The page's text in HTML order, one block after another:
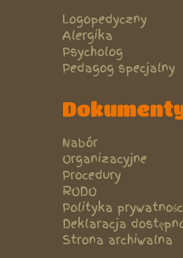
Logopedyczny
Alergika
Psycholog
Pedagog specjalny
Nabór
Organizacyjne
Procedury
RODO
Polityka
Deklaracja
Strona archiwalna